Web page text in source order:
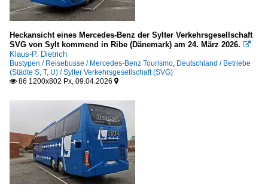
Heckansicht eines Mercedes-Benz der Sylter Verkehrsgesellschaft
SVG von Sylt kommend in Ribe (Dänemark) am 24. März 2026. 
Klaus-P. Dietrich
Bustypen / Reisebusse / Mercedes-Benz Tourismo, Deutschland / Betriebe
(Städte S, T, U) / Sylter Verkehrsgesellschaft (SVG)
 86 1200x802 Px, 09.04.2026 